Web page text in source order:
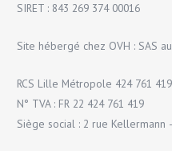
SIRET : 843 269 374 00016
Site hébergé chez OVH : SAS
RCS Lille Métropole 424 761
N° TVA : FR 22 424 761 419
Siège social : 2 rue Kellermann